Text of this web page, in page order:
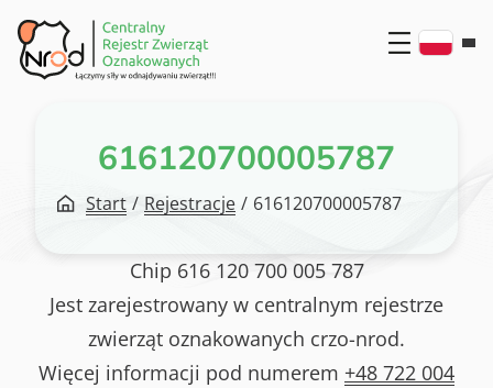
Przejdź
do
treści
616120700005787
Start / Rejestracje / 616120700005787
Chip 616 120 700 005 787
Jest zarejestrowany w centralnym rejestrze
zwierząt oznakowanych crzo-nrod.
Więcej informacji pod numerem +48 722 004